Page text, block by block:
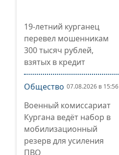
19-летний курганец
перевел мошенникам
300 тысяч рублей,
взятых в кредит
Общество 07.08.2026 в 15:56
Военный комиссариат
Кургана ведёт набор в
мобилизационный
резерв для усиления
ПВО